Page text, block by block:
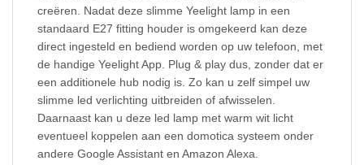
creëren. Nadat deze slimme Yeelight lamp in een
standaard E27 fitting houder is omgekeerd kan deze
direct ingesteld en bediend worden op uw telefoon, met
de handige Yeelight App. Plug & play dus, zonder dat er
een additionele hub nodig is. Zo kan u zelf simpel uw
slimme led verlichting uitbreiden of afwisselen.
Daarnaast kan u deze led lamp met warm wit licht
eventueel koppelen aan een domotica systeem onder
andere Google Assistant en Amazon Alexa.